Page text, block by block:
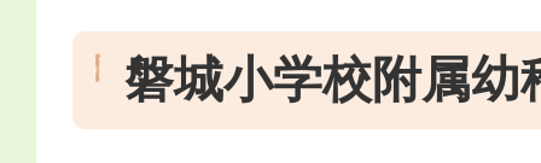
磐城小学校附属幼